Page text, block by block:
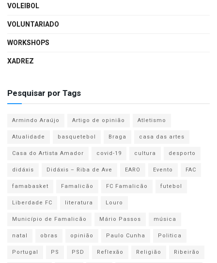
VOLEIBOL
VOLUNTARIADO
WORKSHOPS
XADREZ
Pesquisar por Tags
Armindo Araújo Artigo de opinião
Atletismo
Atualidade
basquetebol Braga
casa das artes
Casa do Artista Amador
covid-19 cultura
desporto
didáxis
Didáxis – Riba de Ave EARO Evento
FAC
famabasket
Famalicão FC Famalicão
futebol
Liberdade FC
literatura
Louro
Município de Famalicão
Mário Passos
música
natal
obras opinião Paulo Cunha
Politica
Portugal
PS PSD Reflexão Religião
Ribeirão